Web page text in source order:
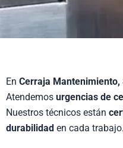
En Cerraja Mantenimiento,
Atendemos urgencias de
Nuestros técnicos están
durabilidad en cada trabajo.